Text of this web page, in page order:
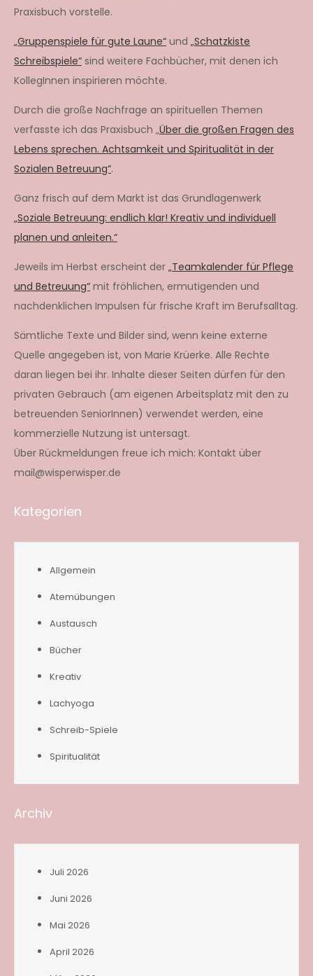
Praxisbuch vorstelle.
„Gruppenspiele für gute Laune“ und „Schatzkiste
Schreibspiele“ sind weitere Fachbücher, mit denen ich
KollegInnen inspirieren möchte.
Durch die große Nachfrage an spirituellen Themen
verfasste ich das Praxisbuch „Über die großen Fragen des
Lebens sprechen. Achtsamkeit und Spiritualität in der
Sozialen Betreuung“.
Ganz frisch auf dem Markt ist das Grundlagenwerk
„Soziale Betreuung: endlich klar! Kreativ und individuell
planen und anleiten.“
Jeweils im Herbst erscheint der „Teamkalender für Pflege
und Betreuung“ mit fröhlichen, ermutigenden und
nachdenklichen Impulsen für frische Kraft im Berufsalltag.
Sämtliche Texte und Bilder sind, wenn keine externe
Quelle angegeben ist, von Marie Krüerke. Alle Rechte
daran liegen bei ihr. Inhalte dieser Seiten dürfen für den
privaten Gebrauch (am eigenen Arbeitsplatz mit den zu
betreuenden SeniorInnen) verwendet werden, eine
kommerzielle Nutzung ist untersagt.
Über Rückmeldungen freue ich mich: Kontakt über
mail@wisperwisper.de
Kategorien
Allgemein
Atemübungen
Austausch
Bücher
Kreativ
Lachyoga
Schreib-Spiele
Spiritualität
Archiv
Juli 2026
Juni 2026
Mai 2026
April 2026